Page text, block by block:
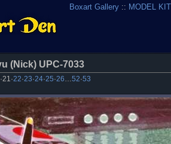
Boxart Gallery :: MODEL
(Nick) UPC-7033
·21 ·22·23·24·25·26 52·53